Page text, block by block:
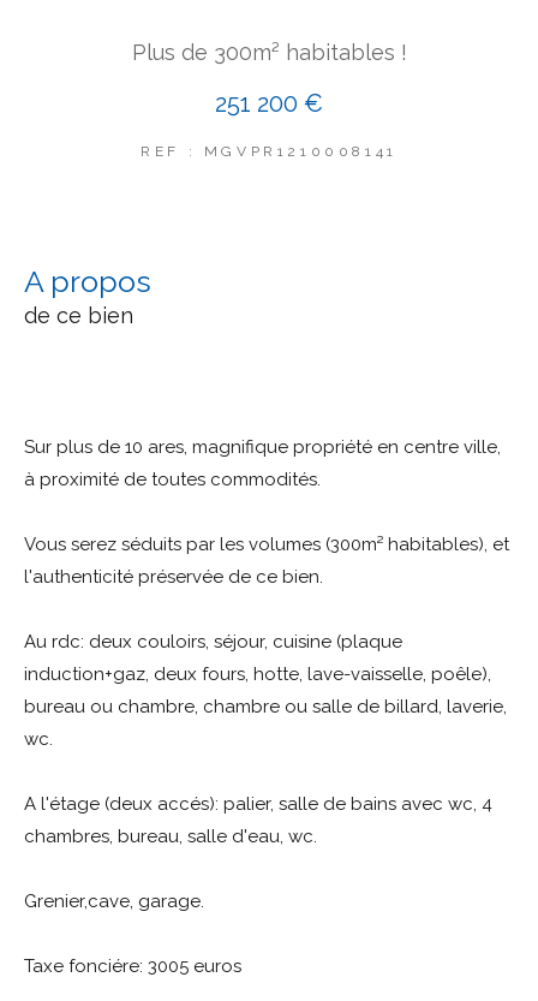
Plus de 300m² habitables !
251 200 €
REF : MGVPR1210008141
a propos
de ce bien
Sur plus de 10 ares, magnifique propriété en centre ville,
à proximité de toutes commodités.
Vous serez séduits par les volumes (300m² habitables), et
l'authenticité préservée de ce bien.
Au rdc: deux couloirs, séjour, cuisine (plaque
induction+gaz, deux fours, hotte, lave-vaisselle, poêle),
bureau ou chambre, chambre ou salle de billard, laverie,
wc.
A l'étage (deux accés): palier, salle de bains avec wc, 4
chambres, bureau, salle d'eau, wc.
Grenier,cave, garage.
Taxe fonciére: 3005 euros